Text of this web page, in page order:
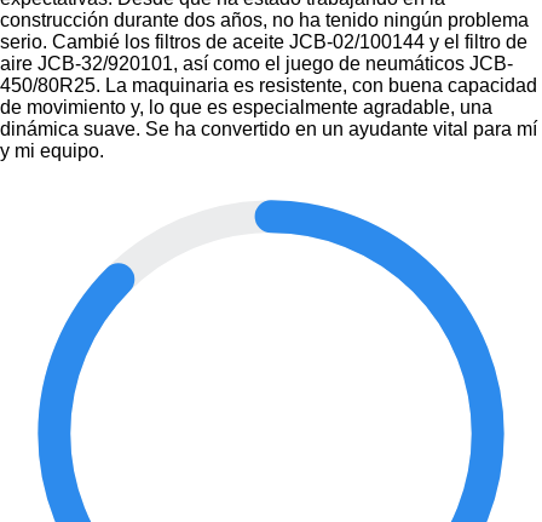
construcción durante dos años, no ha tenido ningún problema
serio. Cambié los filtros de aceite JCB-02/100144 y el filtro de
aire JCB-32/920101, así como el juego de neumáticos JCB-
450/80R25. La maquinaria es resistente, con buena capacidad
de movimiento y, lo que es especialmente agradable, una
dinámica suave. Se ha convertido en un ayudante vital para mí
y mi equipo.